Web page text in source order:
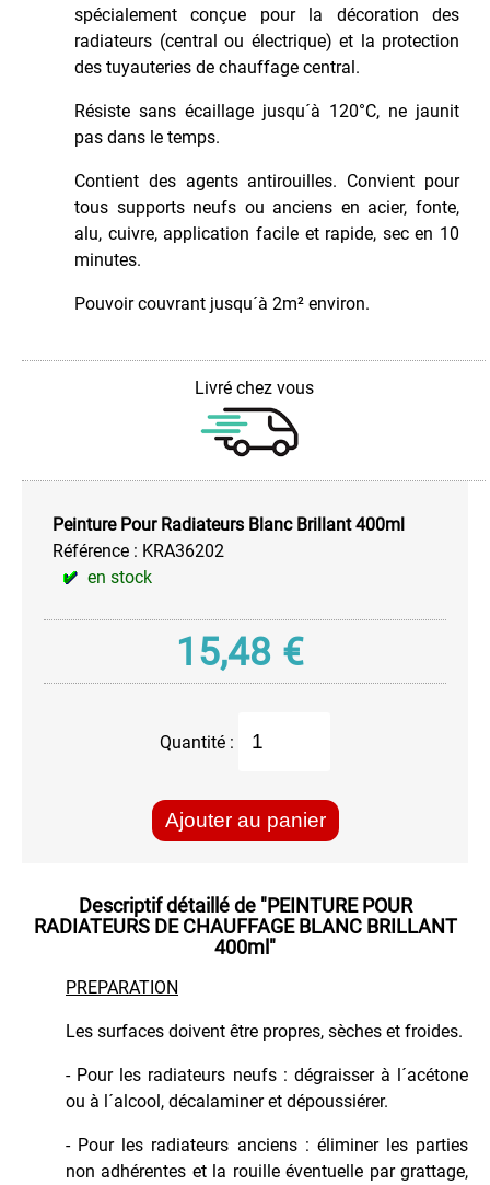
spécialement conçue pour la décoration des
radiateurs (central ou électrique) et la protection
des tuyauteries de chauffage central.
Résiste sans écaillage jusqu´à 120°C, ne jaunit
pas dans le temps.
Contient des agents antirouilles. Convient pour
tous supports neufs ou anciens en acier, fonte,
alu, cuivre, application facile et rapide, sec en 10
minutes.
Pouvoir couvrant jusqu´à 2m² environ.
Livré chez vous
Peinture Pour Radiateurs Blanc Brillant 400ml
Référence : KRA36202
en stock
15,48 €
Quantité :
Ajouter au panier
Descriptif détaillé de "PEINTURE POUR
RADIATEURS DE CHAUFFAGE BLANC BRILLANT
400ml"
PREPARATION
Les surfaces doivent être propres, sèches et froides.
- Pour les radiateurs neufs : dégraisser à l´acétone
ou à l´alcool, décalaminer et dépoussiérer.
- Pour les radiateurs anciens : éliminer les parties
non adhérentes et la rouille éventuelle par grattage,
Couleurs
Sécurité
Peintures
Electroménager
Haute
Température
Peinture
AQUA
Chromée
Ultra-
Violet
Peinture
Fluo
Phosphorescente
Pour
Pour
Plastique
Appret
Radiateurs
Traceur